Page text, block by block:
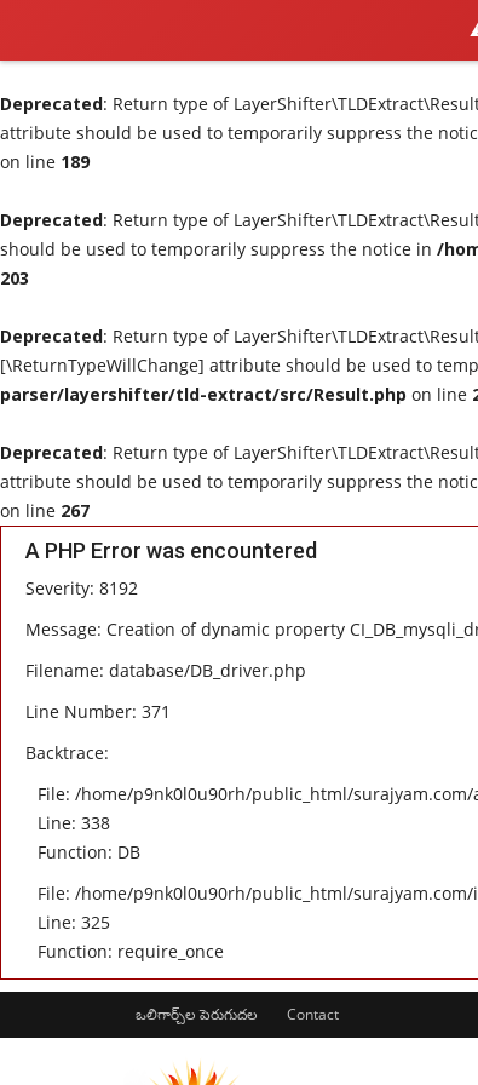
Deprecated: Return type of
attribute should be used to temporarily suppress the
on line 189
Deprecated: Return type of
should be used to temporarily suppress the notice in /
203
Deprecated: Return type of
[\ReturnTypeWillChange] attribute should be used to
parser/layershifter/tld-extract/src/Result.php on line
Deprecated: Return type of
attribute should be used to temporarily suppress the
on line 267
A PHP Error was encountered
Severity: 8192
Message: Creation of dynamic property
Filename: database/DB_driver.php
Line Number: 371
Backtrace:
File: /home/p9nk0l0u90rh/public_html/
Line: 338
Function: DB
File: /home/p9nk0l0u90rh/public_html/
Line: 325
Function: require_once
ఒలిగార్చ్‌ల పెరుగుదల Contact